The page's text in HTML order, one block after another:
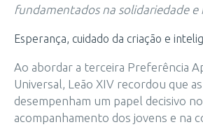
fundamentados na solidariedade e
Esperança, cuidado da criação e
Ao abordar a terceira Preferência
Universal, Leão XIV recordou que
desempenham um papel decisivo no
acompanhamento dos jovens e na